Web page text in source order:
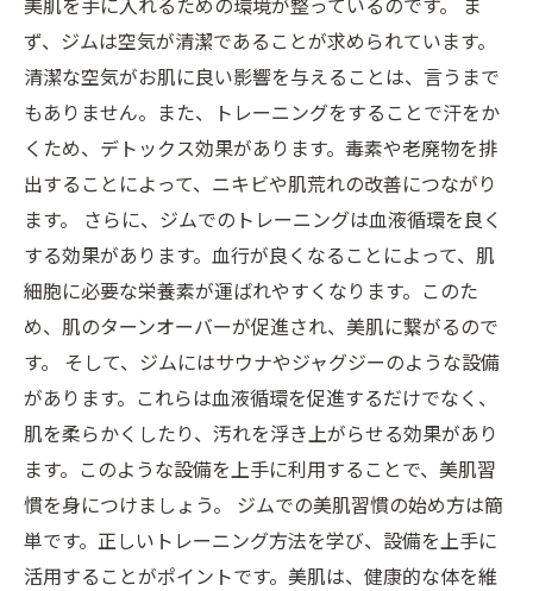
ず、ジムは空気が清潔であることが求められています。
清潔な空気がお肌に良い影響を与えることは、言うまで
もありません。また、トレーニングをすることで汗をか
くため、デトックス効果があります。毒素や老廃物を排
出することによって、ニキビや肌荒れの改善につながり
ます。 さらに、ジムでのトレーニングは血液循環を良く
する効果があります。血行が良くなることによって、肌
細胞に必要な栄養素が運ばれやすくなります。このた
め、肌のターンオーバーが促進され、美肌に繋がるので
す。 そして、ジムにはサウナやジャグジーのような設備
があります。これらは血液循環を促進するだけでなく、
肌を柔らかくしたり、汚れを浮き上がらせる効果があり
ます。このような設備を上手に利用することで、美肌習
慣を身につけましょう。 ジムでの美肌習慣の始め方は簡
単です。正しいトレーニング方法を学び、設備を上手に
活用することがポイントです。美肌は、健康的な体を維